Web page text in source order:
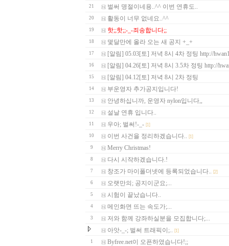
21 벌써 명절이네용..^^ 이번 연휴도..
20 활동이 너무 없네요..^^
19 핫;;핫;;-_-죄송합니다;;
18 몇달만에 올라 오는 새 공지 +_+
17 [알림] 05.03[토] 저녁 8시 4차 정팅 http://
16 [알림] 04.26[토] 저녁 8시 3.5차 정팅 http://
15 [알림] 04.12[토] 저녁 8시 2차 정팅
14 부운영자 추가공지입니다!
13 안녕하십니까, 운영자 nylon입니다,,
12 설날 연휴 입니다..
11 우아; 벌써!-_- [1]
10 이번 사건을 정리하겠습니다.. [1]
9 Merry Christmas!
8 다시 시작하겠습니다.!
7 창조가 마이폴더넷에 등록되었습니다.. [2]
6 오랫만의; 공지이군요;...
5 시험이 끝났습니다..
4 메인화면 뜨는 속도가;...
3
저와 함께 강좌하실분을 모집합니다;...
아앗-_-; 벌써 트래픽이;.. [1]
1 Byfree.net이 오픈하였습니다!;;